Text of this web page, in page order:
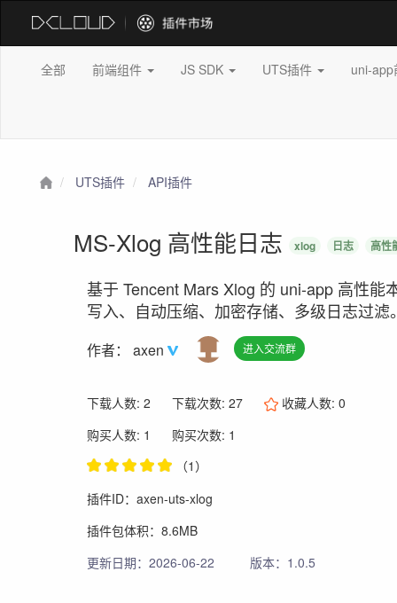
全部 前端组件 JS SDK UTS插件 uni-
UTS插件 API插件
MS-Xlog 高性能日志 xlog 日志 高性
基于 Tencent Mars Xlog 的 uni-app 高性
写入、自动压缩、加密存储、多级日志过滤
作者：axen 进入交流群
下载人数: 2 下载次数: 27 收藏人数:0
购买人数: 1
购买次数: 1
（1）
插件ID：axen-uts-xlog
插件包体积：8.6MB
更新日期：2026-06-22
版本：1.0.5